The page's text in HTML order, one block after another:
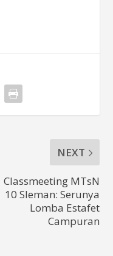
NEXT
Classmeeting MTsN
10 Sleman: Serunya
Lomba Estafet
Campuran